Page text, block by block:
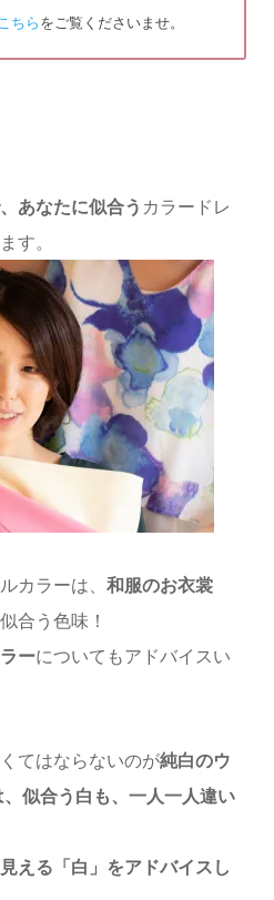
ちらをご覧くださいませ。
あなたに似合う カラードレ
す。
カラーは、 和服のお衣裳
合う色味！
ーについてもアドバイスい
てはならないのが純白のウ
似合う白も、一人一人違い
える「白」をアドバイスし